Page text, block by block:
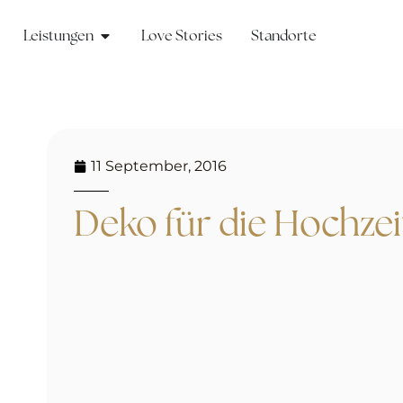
Leistungen Love Stories Standorte
11 September, 2016
Deko für die